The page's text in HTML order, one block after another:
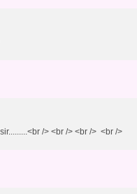
/> <br /> <br /> <br />